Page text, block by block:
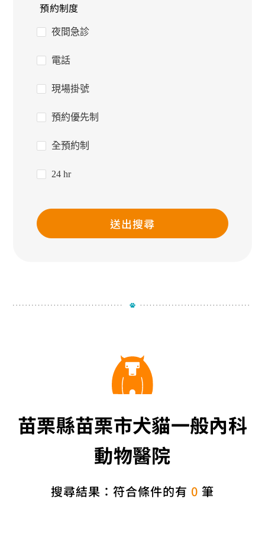
預約制度
夜間急診
電話
現場掛號
預約優先制
全預約制
24 hr
送出搜尋
苗栗縣苗栗市犬貓一般內科
動物醫院
搜尋結果：符合條件的有 0 筆